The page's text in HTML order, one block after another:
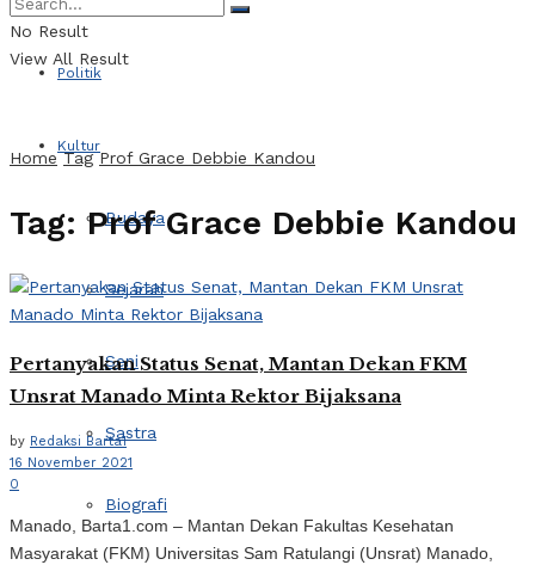
Politik
Kultur
Budaya
Sejarah
Seni
Sastra
Biografi
No Result
View All Result
Home Tag Prof Grace Debbie Kandou
Tag:Prof Grace Debbie Kandou
Pertanyakan Status Senat, Mantan Dekan FKM
Unsrat Manado Minta Rektor Bijaksana
by Redaksi Barta1
16 November 2021
0
Manado, Barta1.com – Mantan Dekan Fakultas Kesehatan
Masyarakat (FKM) Universitas Sam Ratulangi (Unsrat) Manado,